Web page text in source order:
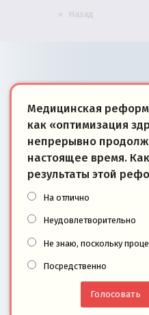
Назад
Медицинская
как «оптимизация
непрерывно
настоящее время.
результаты этой
На отлично
Неудовлетворительно
Не знаю, поскольку
Посредственно